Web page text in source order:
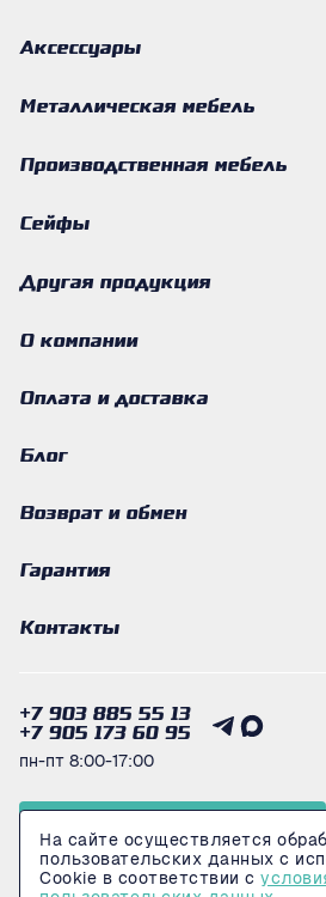
Аксессуары
Металлическая мебель
Производственная мебель
Сейфы
Другая продукция
О компании
Оплата и доставка
Блог
Возврат и обмен
Гарантия
Контакты
+7 903 885 55 13
+7 905 173 60 95
пн-пт 8:00-17:00
Получить консультацию
На сайте осуществляется
пользовательских данных с
Cookie в соответствии с